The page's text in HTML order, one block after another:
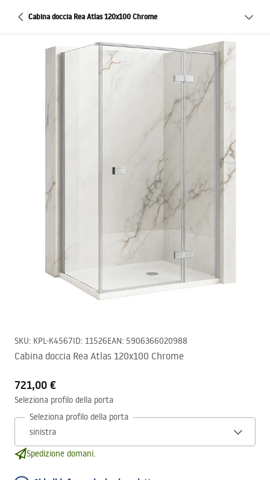
Cabina doccia Rea Atlas 120x100 Chrome
SKU: KPL-K4567ID: 11526EAN: 5906366020988
Cabina doccia Rea Atlas 120x100 Chrome
721,00 €
Seleziona profilo della porta
Seleziona profilo della porta
Spedizione domani.